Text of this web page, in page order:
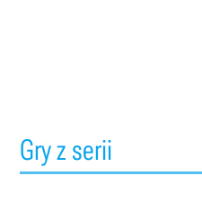
Gry z serii